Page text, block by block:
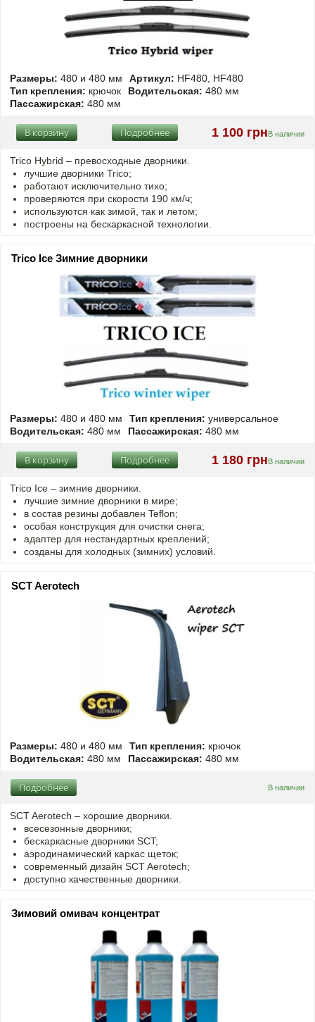
Размеры: 480 и 480 мм Артикул: HF480, HF480
Тип крепления: крючок Водительская: 480 мм
Пассажирская: 480 мм
1 100 грнВ наличии
Подробнее
В корзину
Trico Hybrid – превосходные дворники.
лучшие дворники Trico;
работают исключительно тихо;
проверяются при скорости 190 км/ч;
используются как зимой, так и летом;
построены на бескаркасной технологии.
Trico Ice Зимние дворники
Размеры: 480 и 480 мм Тип крепления: универсальное
Водительская: 480 мм Пассажирская: 480 мм
1 180 грнВ наличии
Подробнее
В корзину
Trico Ice – зимние дворники.
лучшие зимние дворники в мире;
в состав резины добавлен Teflon;
особая конструкция для очистки снега;
адаптер для нестандартных креплений;
созданы для холодных (зимних) условий.
SCT Aerotech
Размеры: 480 и 480 мм Тип крепления: крючок
Водительская: 480 мм Пассажирская: 480 мм
В наличии
Подробнее
SCT Aerotech – хорошие дворники.
всесезонные дворники;
бескаркасные дворники SCT;
аэродинамический каркас щеток;
современный дизайн SCT Aerotech;
доступно качественные дворники.
Зимовий омивач концентрат